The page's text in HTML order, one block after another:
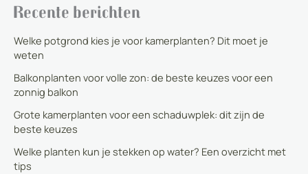
Recente berichten
Welke potgrond kies je voor kamerplanten? Dit moet je
weten
Balkonplanten voor volle zon: de beste keuzes voor een
zonnig balkon
Grote kamerplanten voor een schaduwplek: dit zijn de
beste keuzes
Welke planten kun je stekken op water? Een overzicht met
tips